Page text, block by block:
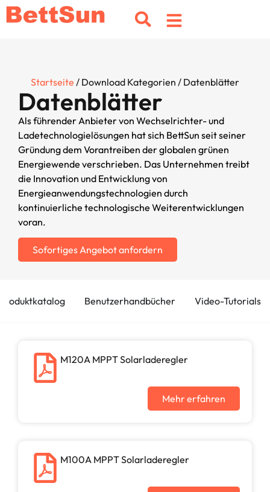
Startseite / Download Kategorien / Datenblätter
Datenblätter
Als führender Anbieter von Wechselrichter- und
Ladetechnologielösungen hat sich BettSun seit seiner
Gründung dem Vorantreiben der globalen grünen
Energiewende verschrieben. Das Unternehmen treibt
die Innovation und Entwicklung von
Energieanwendungstechnologien durch
kontinuierliche technologische Weiterentwicklungen
voran.
Sofortiges Angebot anfordern
Benutzerhandbücher Video-Tutorials
M120A MPPT Solarladeregler
Mehr erfahren
M100A MPPT Solarladeregler